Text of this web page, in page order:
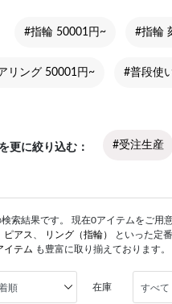
#指輪 50001円~ #指輪
リング 50001円~ #普段使
更に絞り込む #受注生産
索結果です。 現在0アイテムをご用
ピアス リング（指輪） といった定
イテム も豊富に取り揃えております。
在庫